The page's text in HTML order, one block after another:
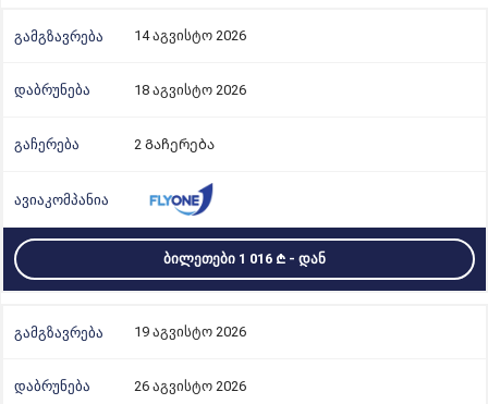
14 აგვისტო 2026
18 აგვისტო 2026
2 Გაჩერება
ᲑᲘᲚᲔᲗᲔᲑᲘ 1 016 - ᲓᲐᲜ
19 აგვისტო 2026
26 აგვისტო 2026